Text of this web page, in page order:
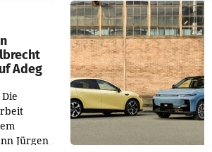
Filialen
Adeg
Jürgen